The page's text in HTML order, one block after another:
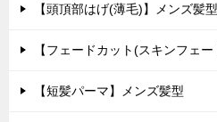
【頭頂部はげ(薄毛)】メンズ髪型
【フェードカット(スキンフェ
【短髪パーマ】メンズ髪型